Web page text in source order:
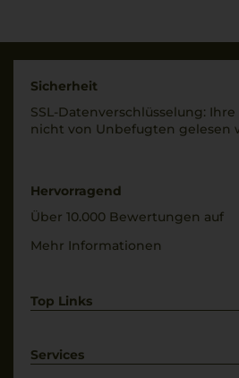
Sicherheit
SSL-Daten­verschlüs­selung:
nicht von Unbe­fugten gelesen
Hervorragend
Über 10.000 Bewertungen auf
Mehr Informationen
Top Links
Weißwein
Services